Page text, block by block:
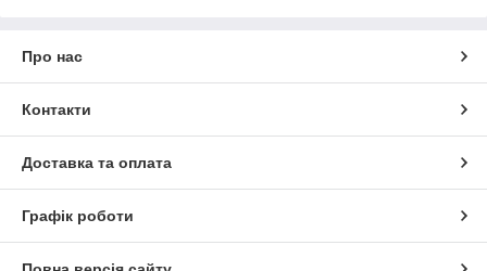
Про нас
Контакти
Доставка та оплата
Графік роботи